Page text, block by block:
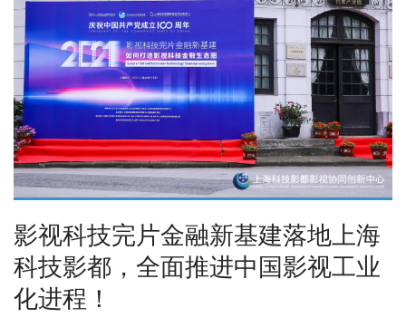
影视科技完片金融新基建落地上海
科技影都，全面推进中国影视工业
化进程！